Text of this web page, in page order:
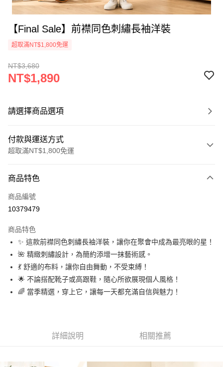
【Final Sale】前襟同色刺繡長袖洋裝
超取滿NT$1,800免運
NT$3,680
NT$1,890
請選擇商品選項
付款與運送方式
超取滿NT$1,800免運
信用卡一次付款
超商取貨付款
Apple Pay
街口支付
悠遊付
Google Pay
AFTEE先享後付
ATM付款
商品特色
商品編號
10379479
商品特色
✨ 這款前襟同色刺繡長袖洋裝，讓你在聚會中成為最亮眼的星！
🌺 精緻刺繡設計，為簡約添增一抹藝術感。
💃 舒適的布料，讓你自由舞動，不受束縛！
🌟 不論搭配靴子或高跟鞋，隨心所欲展現個人風格！
🌈 當季精選，穿上它，讓每一天都充滿自信與魅力！
詳細說明 相關推薦